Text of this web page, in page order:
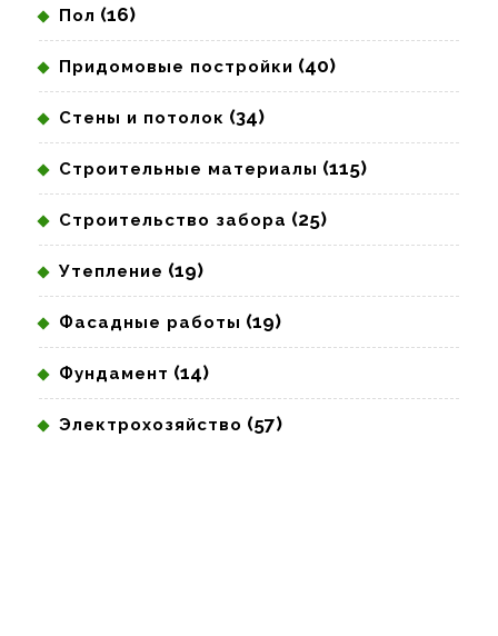
Пол (16)
Придомовые постройки (40)
Стены и потолок (34)
Строительные материалы (115)
Строительство забора (25)
Утепление (19)
Фасадные работы (19)
Фундамент (14)
Электрохозяйство (57)